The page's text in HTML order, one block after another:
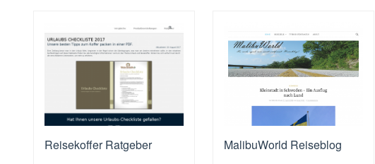
Reisekoffer Ratgeber MalibuWorld Reiseblog